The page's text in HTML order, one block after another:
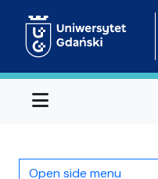
Menu
Open side menu